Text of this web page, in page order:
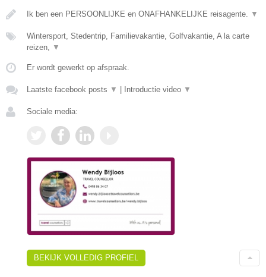
Ik ben een PERSOONLIJKE en ONAFHANKELIJKE reisagente. ▼
Wintersport, Stedentrip, Familievakantie, Golfvakantie, A la carte
reizen,
▼
Er wordt gewerkt op afspraak.
Laatste facebook posts ▼ Introductie video ▼
Sociale media:
BEKIJK VOLLEDIG PROFIEL